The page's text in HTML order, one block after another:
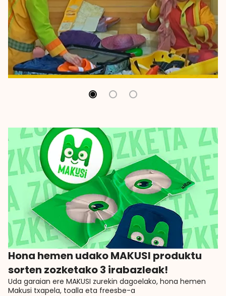
🌞 Gaurkoan gogora ekarri nahi izan dugu
Potx eta Lotx -en 2024ko UDAKO KANTA 🌊
Hona hemen udako MAKUSI produktu
sorten zozketako 3 irabazleak!
Uda garaian ere MAKUSI zurekin dagoelako, hona hemen
Makusi txapela, toalla eta freesbe-a